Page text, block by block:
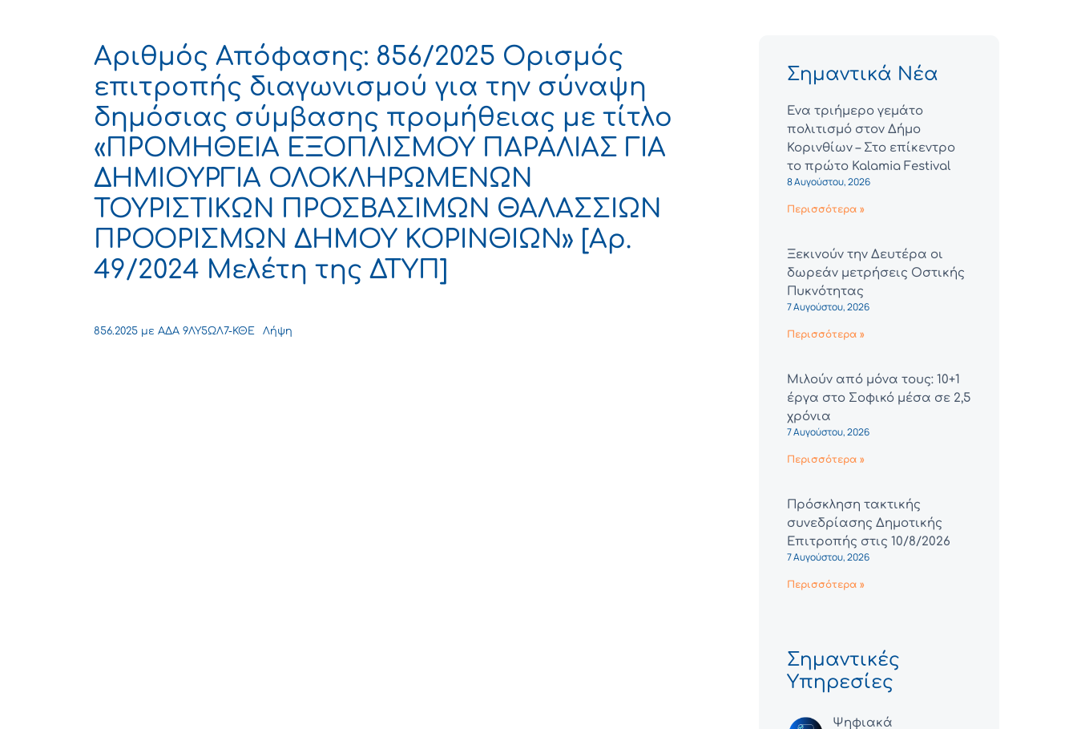
Αριθμός Απόφασης: 856/2025 Ορισμός
επιτροπής διαγωνισμού για την σύναψη
δημόσιας σύμβασης προμήθειας με τίτλο
«ΠΡΟΜΗΘΕΙΑ ΕΞΟΠΛΙΣΜΟΥ ΠΑΡΑΛΙΑΣ ΓΙΑ
ΔΗΜΙΟΥΡΓΙΑ ΟΛΟΚΛΗΡΩΜΕΝΩΝ
ΤΟΥΡΙΣΤΙΚΩΝ ΠΡΟΣΒΑΣΙΜΩΝ ΘΑΛΑΣΣΙΩΝ
ΠΡΟΟΡΙΣΜΩΝ ΔΗΜΟΥ ΚΟΡΙΝΘΙΩΝ» [Αρ.
49/2024 Μελέτη της ΔΤΥΠ]
856.2025 με ΑΔΑ 9ΛΥ5ΩΛ7-ΚΘΕ Λήψη
Σημαντικά Νέα
Ένα τριήμερο γεμάτο
πολιτισμό στον Δήμο
Κορινθίων – Στο επίκεντρο
το πρώτο Kalamia Festival
8 Αυγούστου, 2026
Περισσότερα »
Ξεκινούν την Δευτέρα οι
δωρεάν μετρήσεις Οστικής
Πυκνότητας
7 Αυγούστου, 2026
Περισσότερα »
Μιλούν από μόνα τους: 10+1
έργα στο Σοφικό μέσα σε 2,5
χρόνια
7 Αυγούστου, 2026
Περισσότερα »
Πρόσκληση τακτικής
συνεδρίασης Δημοτικής
Επιτροπής στις 10/8/2026
7 Αυγούστου, 2026
Περισσότερα »
Σημαντικές
Υπηρεσίες
Ψηφιακά